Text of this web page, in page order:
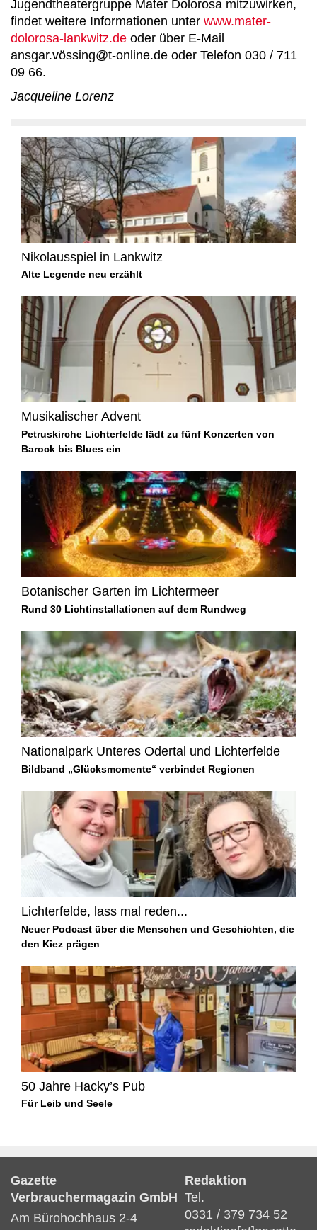
Jugendtheatergruppe Mater Dolorosa mitzuwirken,
findet weitere Informationen unter www.mater-
dolorosa-lankwitz.de oder über E-Mail
ansgar.vössing@t-online.de oder Telefon 030 / 711
09 66.
Jacqueline Lorenz
Nikolausspiel in Lankwitz
Alte Legende neu erzählt
Musikalischer Advent
Petruskirche Lichterfelde lädt zu fünf Konzerten von
Barock bis Blues ein
Botanischer Garten im Lichtermeer
Rund 30 Lichtinstallationen auf dem Rundweg
Nationalpark Unteres Odertal und Lichterfelde
Bildband „Glücksmomente“ verbindet Regionen
Lichterfelde, lass mal reden...
Neuer Podcast über die Menschen und Geschichten, die
den Kiez prägen
50 Jahre Hacky’s Pub
Für Leib und Seele
Gazette
Verbrauchermagazin GmbH
Am Bürohochhaus 2-4
Redaktion
Tel.
0331 / 379 734 52